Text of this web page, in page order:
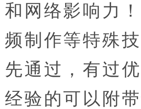
和网络影响力
频制作等特殊
先通过，有过
经验的可以附